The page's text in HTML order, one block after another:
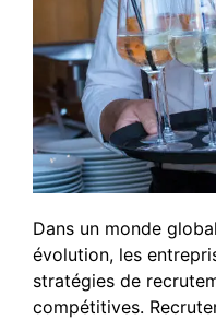
Dans un monde
évolution, les
stratégies de
compétitives.